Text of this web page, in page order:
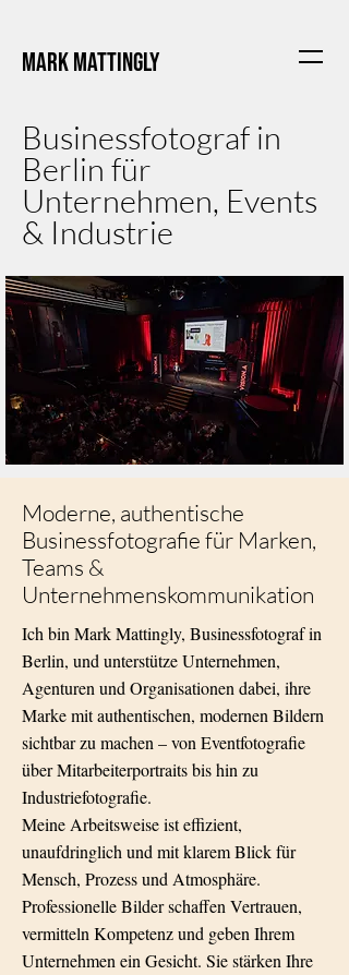
Mark Mattingly
Businessfotograf in
Berlin für
Unternehmen, Events
& Industrie
Moderne, authentische
Businessfotografie für Marken,
Teams &
Unternehmenskommunikation
Ich bin Mark Mattingly, Businessfotograf in
Berlin, und unterstütze Unternehmen,
Agenturen und Organisationen dabei, ihre
Marke mit authentischen, modernen Bildern
sichtbar zu machen – von Eventfotografie
überMitarbeiterportraitsbis hin zu
Industriefotografie.
Meine Arbeitsweiseist effizient,
unaufdringlich und mit klarem Blick für
Mensch, Prozess und Atmosphäre.
Professionelle Bilder schaffen Vertrauen,
vermitteln Kompetenz und geben Ihrem
Unternehmen ein Gesicht. Sie stärken Ihre